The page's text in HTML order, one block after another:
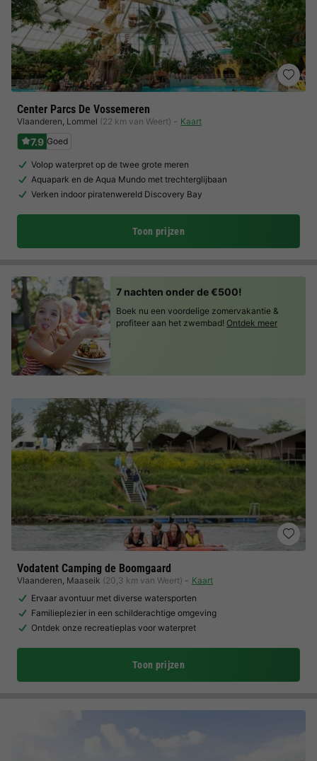
Center Parcs De Vossemeren
Vlaanderen, Lommel (22 km van Weert) Kaart
7.9 Goed
Volop waterpret op de twee grote meren
Aquapark en de Aqua Mundo met trechterglijbaan
Verken indoor piratenwereld Discovery Bay
Toon prijzen
Vodatent Camping de Boomgaard
Vlaanderen, Maaseik (20,3 km van Weert)
Kaart
Ervaar avontuur met diverse watersporten
Familieplezier in een schilderachtige omgeving
Ontdek onze recreatieplas voor waterpret
Toon prijzen
7 nachten onder de €500!
Boek nu een voordelige zomervakantie &
profiteer aan het zwembad! Ontdek meer